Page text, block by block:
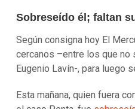
Sobreseído él; faltan
Según consigna hoy El
cercanos –entre los que no
Eugenio Lavín-, para luego
Esta mañana, quien fuera